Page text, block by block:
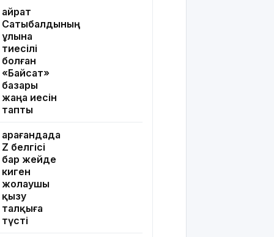
Қайрат
Сатыбалдының
ұлына
тиесілі
болған
«Байсат»
базары
жаңа иесін
тапты
Қарағандада
Z белгісі
бар жейде
киген
жолаушы
қызу
талқыға
түсті